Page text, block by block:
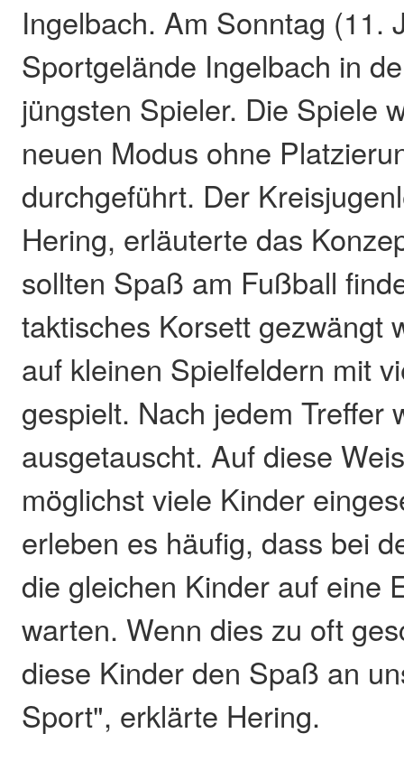
Ingelbach. Am Sonntag (11.
Sportgelände Ingelbach in
jüngsten Spieler. Die Spiele
neuen Modus ohne
durchgeführt. Der
Hering, erläuterte das
sollten Spaß am Fußball
taktisches Korsett gezwängt
auf kleinen Spielfeldern mit
gespielt. Nach jedem Treffer
ausgetauscht. Auf diese
möglichst viele Kinder
erleben es häufig, dass bei
die gleichen Kinder auf eine
warten. Wenn dies zu oft
diese Kinder den Spaß an
Sport", erklärte Hering.